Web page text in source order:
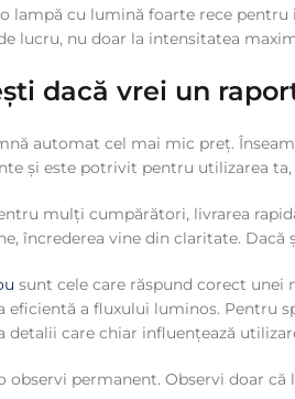
lampă cu lumină foarte rece
lucru, nu doar la intensitatea
dacă vrei un
automat cel mai mic preț.
și este potrivit pentru utilizarea
mulți cumpărători, livrarea
încrederea vine din claritate.
sunt cele care răspund corect
a fluxului luminos. Pentru
care chiar influențează
observi permanent. Observi doar